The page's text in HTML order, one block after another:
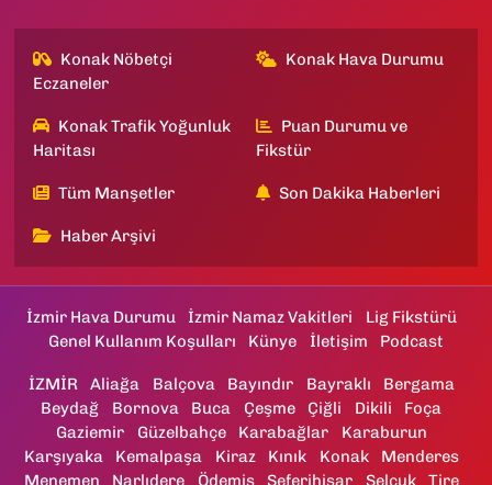
Konak Nöbetçi
Eczaneler
Konak Hava Durumu
Konak Trafik Yoğunluk
Haritası
Puan Durumu ve
Fikstür
Tüm Manşetler Son Dakika Haberleri
Haber Arşivi
İzmir Hava Durumu İzmir Namaz Vakitleri
Lig Fikstürü
Genel Kullanım Koşulları
Künye İletişim Podcast
İZMİR Aliağa Balçova Bayındır Bayraklı
Bergama
Beydağ
Bornova Buca Çeşme Çiğli Dikili
Foça
Gaziemir
Güzelbahçe Karabağlar
Karaburun
Karşıyaka
Kemalpaşa Kiraz Kınık Konak
Menderes
Menemen
Narlıdere Ödemiş Seferihisar Selçuk Tire